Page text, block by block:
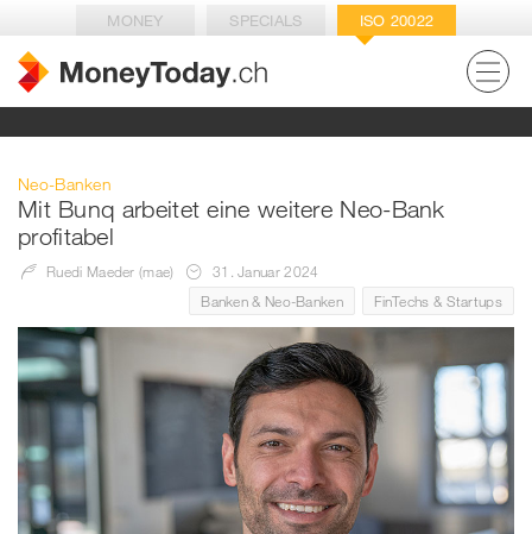
MONEY SPECIALS ISO 20022
Neo-Banken
Mit Bunq arbeitet eine weitere Neo-Bank
profitabel
Ruedi Maeder (mae)
31. Januar 2024
Banken & Neo-Banken
FinTechs & Startups